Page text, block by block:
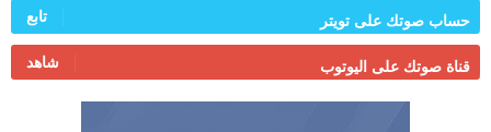
حساب صوتك على تويتر تابع
قناة صوتك على اليوتوب شاهد